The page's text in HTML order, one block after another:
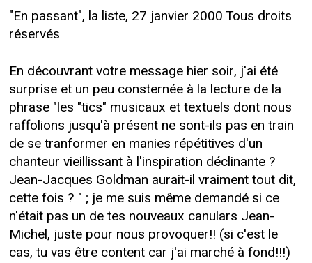
"En passant", la liste, 27 janvier 2000 Tous droits
réservés
En découvrant votre message hier soir, j'ai été
surprise et un peu consternée à la lecture de la
phrase "les "tics" musicaux et textuels dont nous
raffolions jusqu'à présent ne sont-ils pas en train
de se tranformer en manies répétitives d'un
chanteur vieillissant à l'inspiration déclinante ?
Jean-Jacques Goldman aurait-il vraiment tout dit,
cette fois ? " ; je me suis même demandé si ce
n'était pas un de tes nouveaux canulars Jean-
Michel, juste pour nous provoquer!! (si c'est le
cas, tu vas être content car j'ai marché à fond!!!)